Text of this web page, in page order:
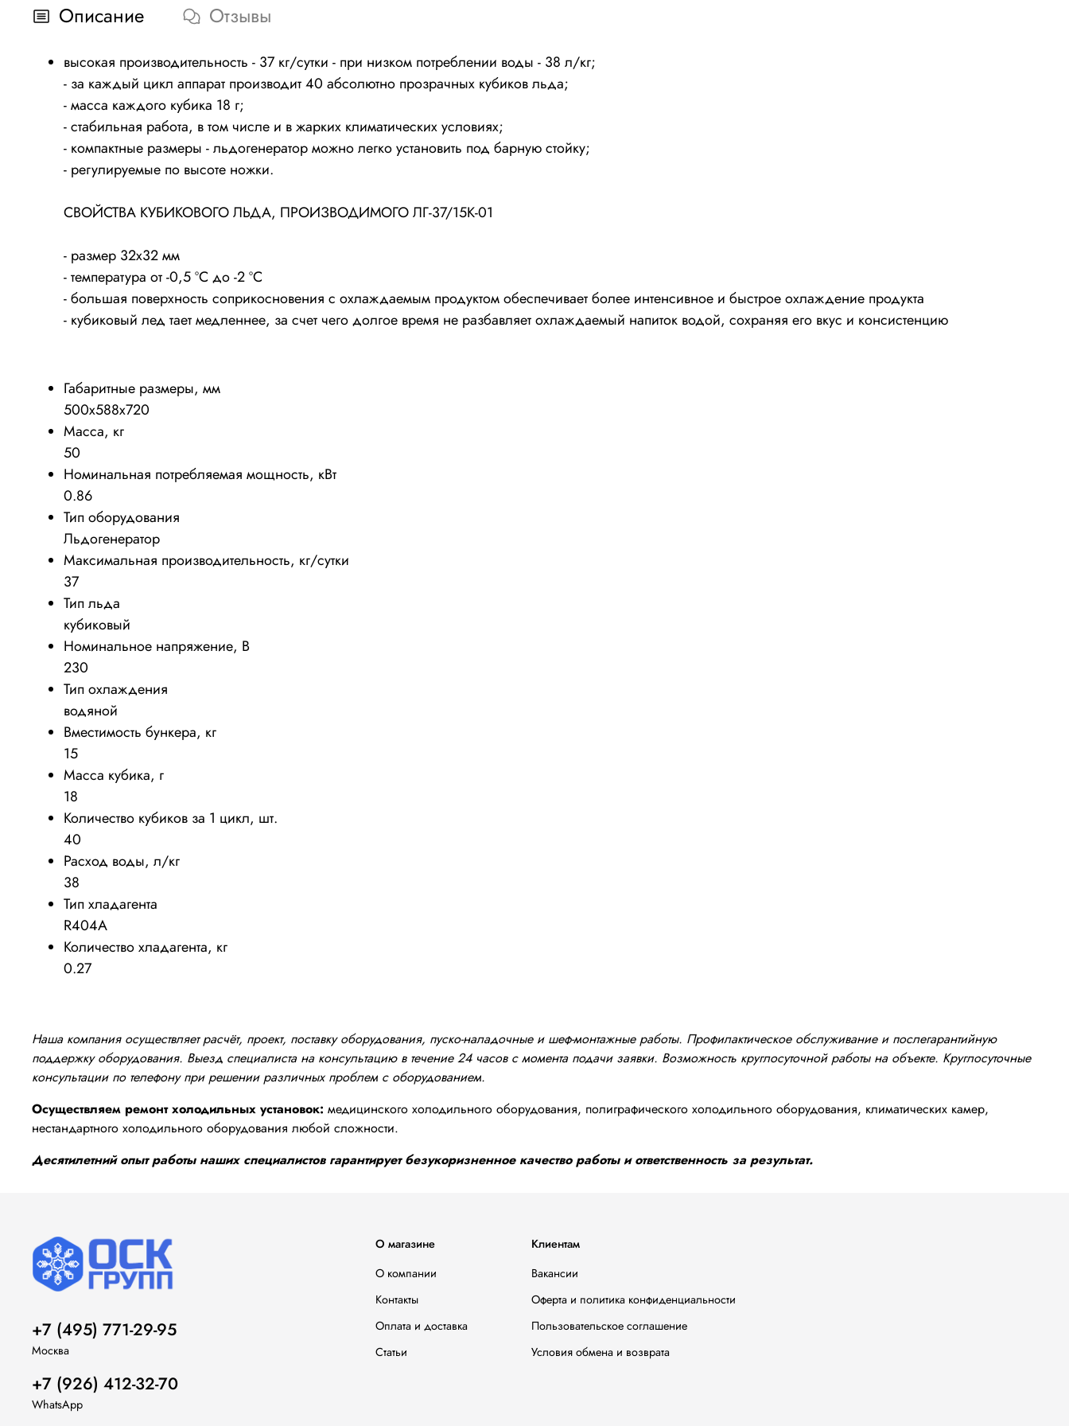
Описание Отзывы
высокая производительность - 37 кг/сутки - при низком потреблении воды - 38 л/кг;
- за каждый цикл аппарат производит 40 абсолютно прозрачных кубиков льда;
- масса каждого кубика 18 г;
- стабильная работа, в том числе и в жарких климатических условиях;
- компактные размеры - льдогенератор можно легко установить под барную стойку;
- регулируемые по высоте ножки.
СВОЙСТВА КУБИКОВОГО ЛЬДА, ПРОИЗВОДИМОГО ЛГ-37/15К-01
- размер 32х32 мм
- температура от -0,5 ºС до -2 ºС
- большая поверхность соприкосновения с охлаждаемым продуктом обеспечивает более интенсивное и быстрое охлаждение продукта
- кубиковый лед тает медленнее, за счет чего долгое время не разбавляет охлаждаемый напиток водой, сохраняя его вкус и консистенцию
Габаритные размеры, мм
500х588х720
Масса, кг
50
Номинальная потребляемая мощность, кВт
0.86
Тип оборудования
Льдогенератор
Максимальная производительность, кг/сутки
37
Тип льда
кубиковый
Номинальное напряжение, В
230
Тип охлаждения
водяной
Вместимость бункера, кг
15
Масса кубика, г
18
Количество кубиков за 1 цикл, шт.
40
Расход воды, л/кг
38
Тип хладагента
R404A
Количество хладагента, кг
0.27
Наша компания осуществляет расчёт, проект, поставку оборудования, пуско-наладочные и шеф-монтажные работы. Профилактическое обслуживание и послегарантийную
поддержку оборудования. Выезд специалиста на консультацию в течение 24 часов с момента подачи заявки. Возможность круглосуточной работы на объекте. Круглосуточные
консультации по телефону при решении различных проблем с оборудованием.
Осуществляем ремонт холодильных установок: медицинского холодильного оборудования, полиграфического холодильного оборудования, климатических камер,
нестандартного холодильного оборудования любой сложности.
Десятилетний опыт работы наших специалистов гарантирует безукоризненное качество работы и ответственность за результат.
О магазине
О компании
Контакты
Оплата и доставка
Статьи
Клиентам
Вакансии
Оферта и политика конфиденциальности
Пользовательское соглашение
Условия обмена и возврата
+7 (495) 771-29-95
Москва
+7 (926) 412-32-70
WhatsApp